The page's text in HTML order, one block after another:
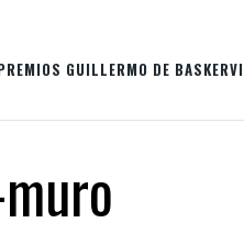
GUILLERMO DE